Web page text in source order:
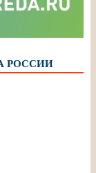
РОССИИ